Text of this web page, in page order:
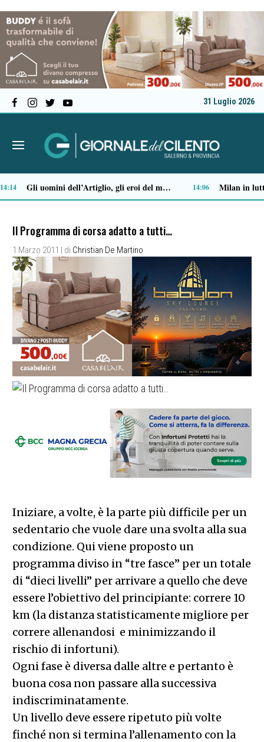
31 Luglio 2026
Alta formazione e lavoro: la Regione approva il Piano degli strumenti finanziari per l’occupazione 11:47
Il Programma di corsa adatto a tutti…
1 Marzo 2011 | di Christian De Martino
Iniziare, a volte, è la parte più difficile per un
sedentario che vuole dare una svolta alla sua
condizione. Qui viene proposto un
programma diviso in “tre fasce” per un totale
di “dieci livelli” per arrivare a quello che deve
essere l’obiettivo del principiante: correre 10
km (la distanza statisticamente migliore per
correre allenandosi e minimizzando il
rischio di infortuni).
Ogni fase è diversa dalle altre e pertanto è
buona cosa non passare alla successiva
indiscriminatamente.
Un livello deve essere ripetuto più volte
finché non si termina l’allenamento con la